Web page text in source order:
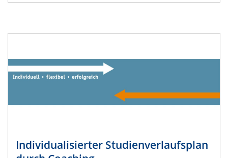
Individualisierter Studienverlaufsplan